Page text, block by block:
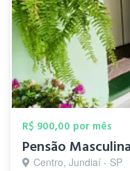
R$ 900,00 por mês
Centro, Jundiaí - SP